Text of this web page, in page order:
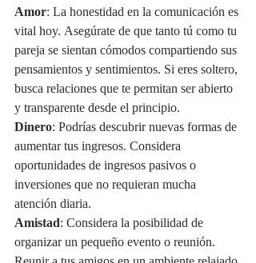
Amor: La honestidad en la comunicación es
vital hoy. Asegúrate de que tanto tú como tu
pareja se sientan cómodos compartiendo sus
pensamientos y sentimientos. Si eres soltero,
busca relaciones que te permitan ser abierto
y transparente desde el principio.
Dinero: Podrías descubrir nuevas formas de
aumentar tus ingresos. Considera
oportunidades de ingresos pasivos o
inversiones que no requieran mucha
atención diaria.
Amistad: Considera la posibilidad de
organizar un pequeño evento o reunión.